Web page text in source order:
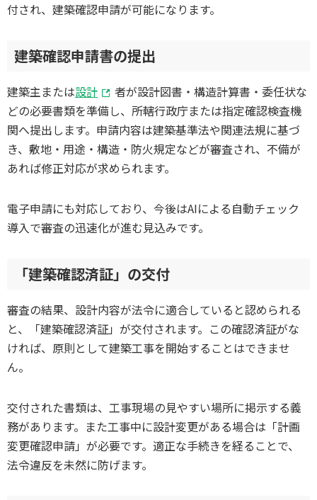
付され、建築確認申請が可能になります。
建築確認申請書の提出
建築主または設計
者が設計図書・構造計算書・委任状な
どの必要書類を準備し、所轄行政庁または指定確認検査機
関へ提出します。申請内容は建築基準法や関連法規に基づ
き、敷地・用途・構造・防火規定などが審査され、不備が
あれば修正対応が求められます。
電子申請にも対応しており、今後はAIによる自動チェック
導入で審査の迅速化が進む見込みです。
「建築確認済証」の交付
審査の結果、設計内容が法令に適合していると認められる
と、「建築確認済証」が交付されます。この確認済証がな
ければ、原則として建築工事を開始することはできませ
ん。
交付された書類は、工事現場の見やすい場所に掲示する義
務があります。また工事中に設計変更がある場合は「計画
変更確認申請」が必要です。適正な手続きを経ることで、
法令違反を未然に防げます。